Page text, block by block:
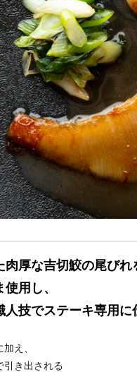
肉厚な吉切鮫の尾びれ
用し、
人技でステーキ専用に
え、
引き出される